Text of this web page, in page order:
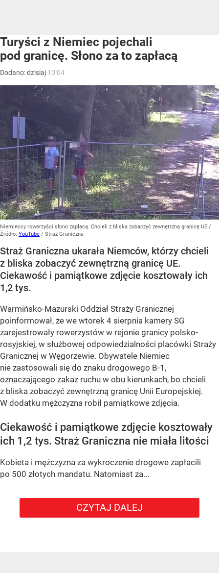
Turyści z Niemiec pojechali
pod granicę. Słono za to zapłacą
Dodano:dzisiaj 10:04
Niemieccy rowerzyści słono zapłacą. Chcieli z bliska zobaczyć zewnętrzną granicę UE /
Źródło: YouTube / Straż Graniczna
Straż Graniczna ukarała Niemców, którzy chcieli
z bliska zobaczyć zewnętrzną granicę UE.
Ciekawość i pamiątkowe zdjęcie kosztowały ich
1,2 tys.
Warmińsko-Mazurski Oddział Straży Granicznej
poinformował, że we wtorek 4 sierpnia kamery SG
zarejestrowały rowerzystów w rejonie granicy polsko-
rosyjskiej, w służbowej odpowiedzialności placówki Straży
Granicznej w Węgorzewie. Obywatele Niemiec
nie zastosowali się do znaku drogowego B-1,
oznaczającego zakaz ruchu w obu kierunkach, bo chcieli
z bliska zobaczyć zewnętrzną granicę Unii Europejskiej.
W dodatku mężczyzna robił pamiątkowe zdjęcia.
Ciekawość i pamiątkowe zdjęcie kosztowały
ich 1,2 tys. Straż Graniczna nie miała litości
Kobieta i mężczyzna za wykroczenie drogowe zapłacili
po 500 złotych mandatu. Natomiast za...
CZYTAJ DALEJ